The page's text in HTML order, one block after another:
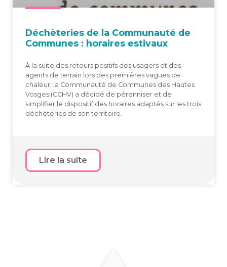
Déchè­te­ries de la Com­mu­nau­té de
Com­munes : horaires estivaux
À la suite des retours positifs des usagers et des
agents de terrain lors des premières vagues de
chaleur, la Communauté de Communes des Hautes
Vosges (CCHV) a décidé de pérenniser et de
simplifier le dispositif des horaires adaptés sur les trois
déchèteries de son territoire.
Lire la suite